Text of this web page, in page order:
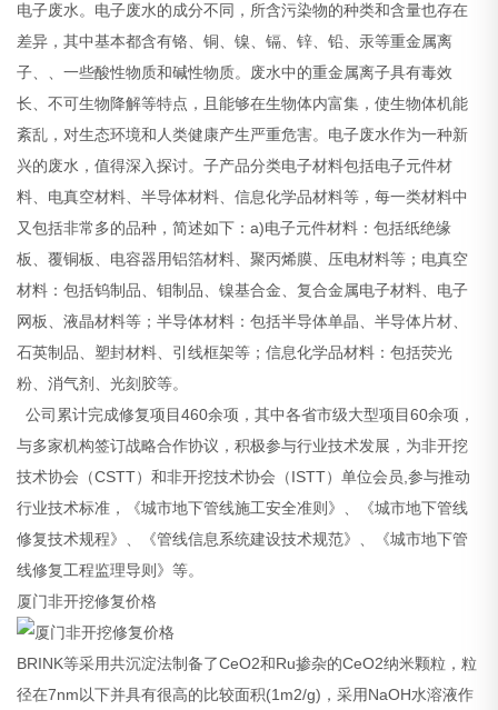
电子废水。电子废水的成分不同，所含污染物的种类和含量也存在
差异，其中基本都含有铬、铜、镍、镉、锌、铅、汞等重金属离
子、、一些酸性物质和碱性物质。废水中的重金属离子具有毒效
长、不可生物降解等特点，且能够在生物体内富集，使生物体机能
紊乱，对生态环境和人类健康产生严重危害。电子废水作为一种新
兴的废水，值得深入探讨。子产品分类电子材料包括电子元件材
料、电真空材料、半导体材料、信息化学品材料等，每一类材料中
又包括非常多的品种，简述如下：a)电子元件材料：包括纸绝缘
板、覆铜板、电容器用铝箔材料、聚丙烯膜、压电材料等；电真空
材料：包括钨制品、钼制品、镍基合金、复合金属电子材料、电子
网板、液晶材料等；半导体材料：包括半导体单晶、半导体片材、
石英制品、塑封材料、引线框架等；信息化学品材料：包括荧光
粉、消气剂、光刻胶等。
公司累计完成修复项目460余项，其中各省市级大型项目60余项，
与多家机构签订战略合作协议，积极参与行业技术发展，为非开挖
技术协会（CSTT）和非开挖技术协会（ISTT）单位会员,参与推动
行业技术标准，《城市地下管线施工安全准则》、《城市地下管线
修复技术规程》、《管线信息系统建设技术规范》、《城市地下管
线修复工程监理导则》等。
厦门非开挖修复价格
BRINK等采用共沉淀法制备了CeO2和Ru掺杂的CeO2纳米颗粒，粒
径在7nm以下并具有很高的比较面积(1m2/g)，采用NaOH水溶液作